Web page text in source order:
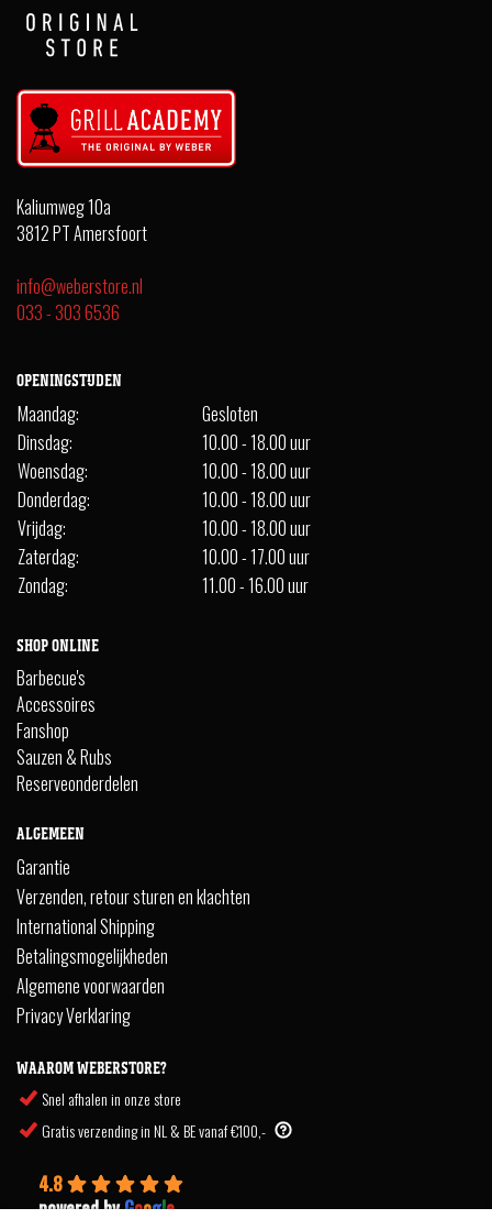
Kaliumweg 10a
3812 PT Amersfoort
info@weberstore.nl
033 - 303 6536
OPENINGSTIJDEN
Maandag:
Gesloten
Dinsdag:
10.00 - 18.00 uur
Woensdag:
10.00 - 18.00 uur
Donderdag:
10.00 - 18.00 uur
Vrijdag:
10.00 - 18.00 uur
Zaterdag:
10.00 - 17.00 uur
Zondag:
11.00 - 16.00 uur
SHOP ONLINE
Barbecue's
Accessoires
Fanshop
Sauzen & Rubs
Reserveonderdelen
ALGEMEEN
Garantie
Verzenden, retour sturen en klachten
International Shipping
Betalingsmogelijkheden
Algemene voorwaarden
Privacy Verklaring
WAAROM WEBERSTORE?
Snel afhalen in onze store
Gratis verzending in NL & BE vanaf €100,-
4.8
powered byGoogle